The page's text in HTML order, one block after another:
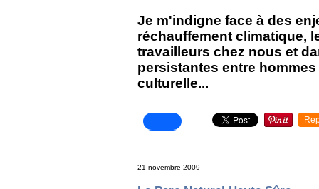
Je m'indigne face à des
réchauffement climatique,
travailleurs chez nous et
persistantes entre
culturelle...
21 novembre 2009